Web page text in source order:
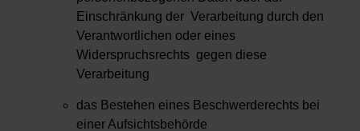
Einschränkung der Verarbeitung durch den
Verantwortlichen oder eines
Widerspruchsrechts gegen diese
Verarbeitung
das Bestehen eines Beschwerderechts bei
einer Aufsichtsbehörde